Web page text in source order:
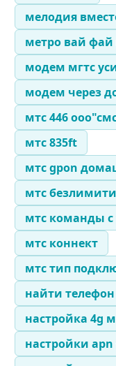
мелодия
метро вай фай
модем мгтс
модем через
мтс 446
мтс 835ft
мтс gpon
мтс
мтс команды с
мтс коннект
мтс тип
найти
настройка 4g
настройки